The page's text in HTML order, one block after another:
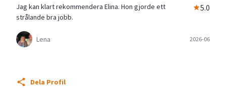
Jag kan klart rekommendera Elina. Hon gjorde ett
strålande bra jobb.
5.0
Lena 2026-06
Dela Profil